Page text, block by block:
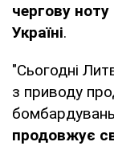
чергову
Україні.
"Сьогодні
з приводу
продовжує